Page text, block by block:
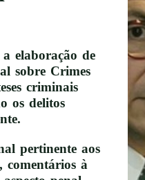
elaboração de
sobre Crimes
criminais
os delitos
pertinente aos
comentários à